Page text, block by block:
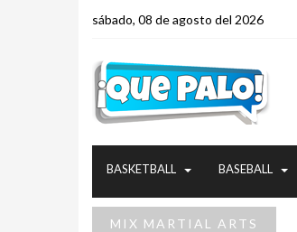
sábado, 08 de agosto del 2026
BASKETBALL BASEBALL
MIX MARTIAL ARTS